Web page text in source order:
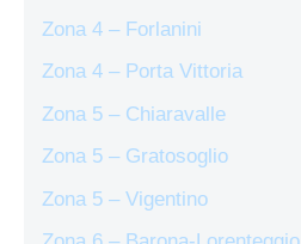
Zona 4 – Forlanini
Zona 4 – Porta Vittoria
Zona 5 – Chiaravalle
Zona 5 – Gratosoglio
Zona 5 – Vigentino